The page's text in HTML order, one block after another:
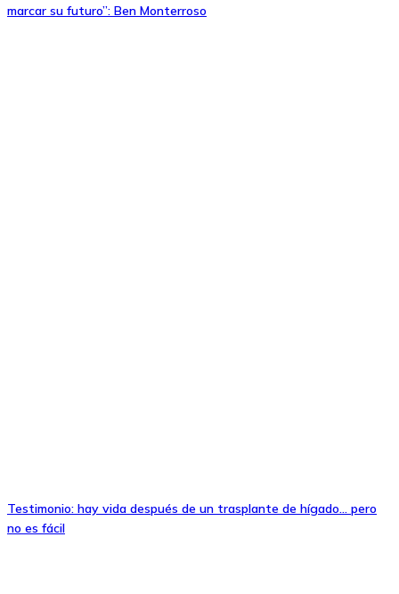
marcar su futuro”: Ben Monterroso
Testimonio: hay vida después de un trasplante de hígado… pero
no es fácil